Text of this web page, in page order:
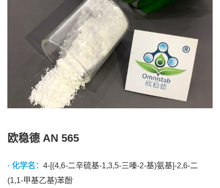
欧稳德 AN 565
· 化学名： 4-[(4,6-二辛硫基-1,3,5-三嗪-2-基)氨基]-2,6-二
(1,1-甲基乙基)苯酚